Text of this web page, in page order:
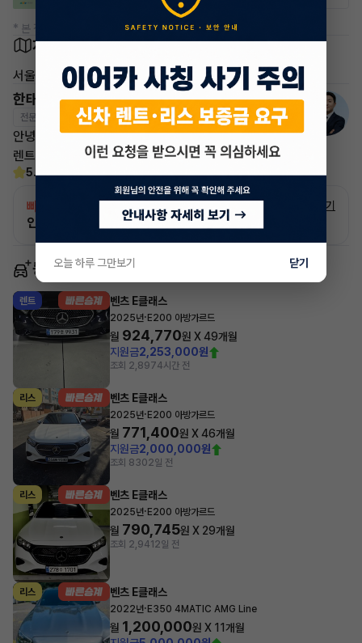
* 본 정보는 지자체마다 다를 수 있으니 실제 정보와 확인해 주세요.
차량 위치
서울 동대문구
한태현 매니저
전문교육수료 자격인증완료
안녕하세요! 이어카 승계전문가 한태현입니다.
렌트, 리스 승계 깔끔하게 해결해 드리겠습니다!
5.0(21)
빠른승계
인증 차량으로 승계하는 이유?
자세히 보기
동일 차종 이어카
렌트 벤츠 E클래스
2025년· E200 아방가르드
월 924,770원 X49개월
지원금2,253,000원
조회 2,8974시간 전
리스 벤츠 E클래스
2025년· E200 아방가르드
월 771,400원 X46개월
지원금2,000,000원
조회 8302일 전
리스 벤츠 E클래스
2025년· E200 아방가르드
월 790,745원 X 29개월
조회 2,941 2일 전
리스 벤츠 E클래스
2022년· E350 4MATIC AMG Line
월 1,200,000원 X 11개월
오늘 하루 그만보기 닫기